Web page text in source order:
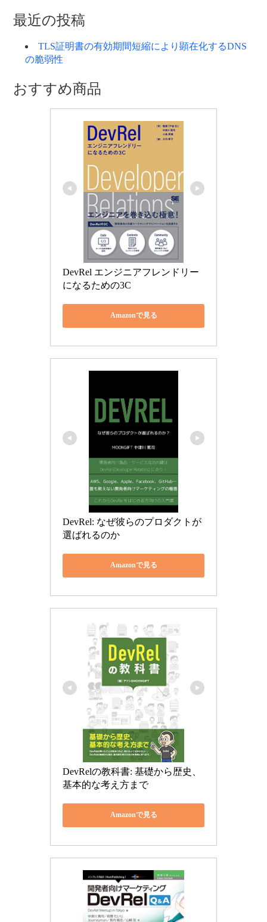
ゴ
リ
最近の投稿
TLS証明書の有効期間短縮により顕在化するDNS
の脆弱性
おすすめ商品
DevRel エンジニアフレンドリー
になるための3C
Amazonで見る
DevRel: なぜ彼らのプロダクトが
選ばれるのか
Amazonで見る
DevRelの教科書: 基礎から歴史、
基本的な考え方まで
Amazonで見る